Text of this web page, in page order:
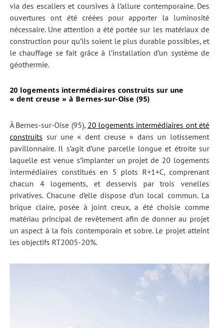
via des escaliers et coursives à l’allure contemporaine. Des
ouvertures ont été créées pour apporter la luminosité
nécessaire. Une attention a été portée sur les matériaux de
construction pour qu’ils soient le plus durable possibles, et
le chauffage se fait grâce à l’installation d’un système de
géothermie.
20 logements intermédiaires construits sur une
« dent creuse » à Bernes-sur-Oise (95)
À Bernes-sur-Oise (95), 20 logements intermédiaires ont été
construits sur une « dent creuse » dans un lotissement
pavillonnaire. Il s’agit d’une parcelle longue et étroite sur
laquelle est venue s’implanter un projet de 20 logements
intermédiaires constitués en 5 plots R+1+C, comprenant
chacun 4 logements, et desservis par trois venelles
privatives. Chacune d’elle dispose d’un local commun. La
brique claire, posée à joint creux, a été choisie comme
matériau principal de revêtement afin de donner au projet
un aspect à la fois contemporain et sobre. Le projet atteint
les objectifs RT2005-20%.